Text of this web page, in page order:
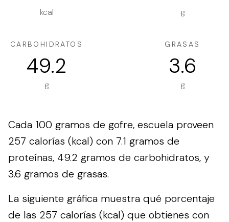
kcal g
CARBOHIDRATOS
49.2
g
GRASAS
3.6
g
Cada 100 gramos de gofre, escuela proveen
257 calorías (kcal) con 7.1 gramos de
proteínas, 49.2 gramos de carbohidratos, y
3.6 gramos de grasas.
La siguiente gráfica muestra qué porcentaje
de las 257 calorías (kcal) que obtienes con